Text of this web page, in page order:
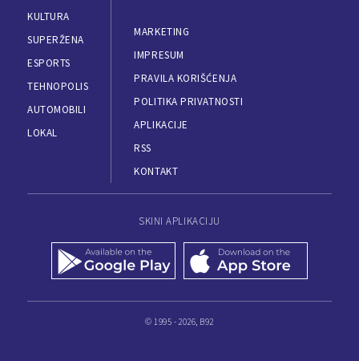
KULTURA
SUPERŽENA
ESPORTS
TEHNOPOLIS
AUTOMOBILI
LOKAL
MARKETING
IMPRESUM
PRAVILA KORIŠĆENJA
POLITIKA PRIVATNOSTI
APLIKACIJE
RSS
KONTAKT
SKINI APLIKACIJU
© 1995 - 2026, B92